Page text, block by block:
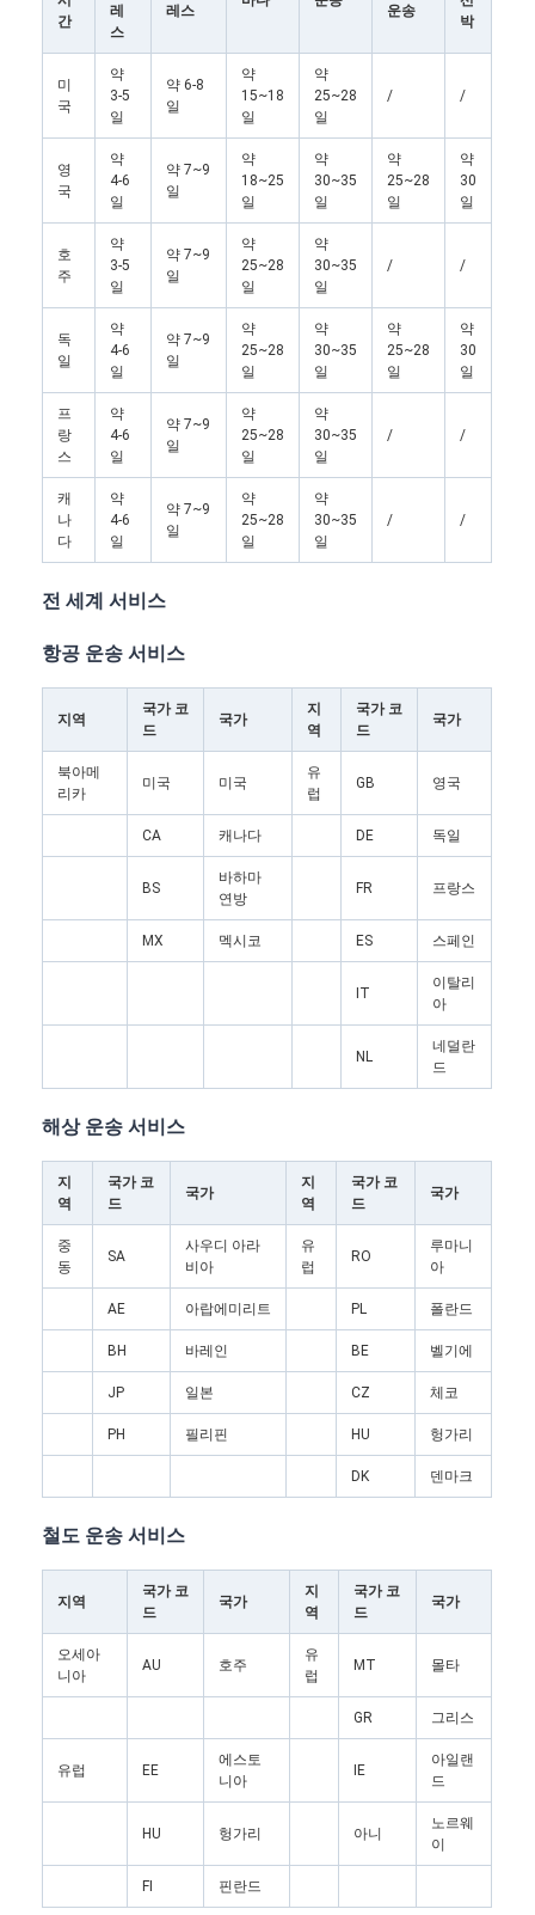
홈
회사 소개
공장 투어
품질 관리
국제 화물운송 포워드
해상운송
중국에서 DDP 배송
선적을 나타내세요
간
레
스
레스
운송
박
미
국
약
3-5
일
약 6-8
일
약
15~18
일
약
25~28
일
/ /
영
국
약
4-6
일
약 7~9
일
약
18~25
일
약
30~35
일
약
25~28
일
약
30
일
호
주
약
3-5
일
약 7~9
일
약
25~28
일
약
30~35
일
/ /
독
일
약
4-6
일
약 7~9
일
약
25~28
일
약
30~35
일
약
25~28
일
약
30
일
프
랑
스
약
4-6
일
약 7~9
일
약
25~28
일
약
30~35
일
/ /
캐
나
다
약
4-6
일
약 7~9
일
약
25~28
일
약
30~35
일
/ /
전 세계 서비스
항공 운송 서비스
지역
국가 코
드
국가
지
역
국가 코
드
국가
북아메
리카
미국 미국
유
럽
GB 영국
CA 캐나다 DE 독일
BS
바하마
연방
FR 프랑스
MX 멕시코 ES 스페인
IT
이탈리
아
NL
네덜란
드
해상 운송 서비스
지
역
국가 코
드
국가
지
역
국가 코
드
국가
중
동
SA
사우디 아라
비아
유
럽
RO
루마니
아
AE 아랍에미리트 PL 폴란드
BH 바레인 BE 벨기에
JP 일본 CZ 체코
PH 필리핀 HU 헝가리
DK 덴마크
철도 운송 서비스
지역
국가 코
드
국가
지
역
국가 코
드
국가
오세아
니아
AU 호주
유
럽
MT 몰타
GR 그리스
유럽 EE
에스토
니아
IE
아일랜
드
HU 헝가리 아니
노르웨
이
FI 핀란드